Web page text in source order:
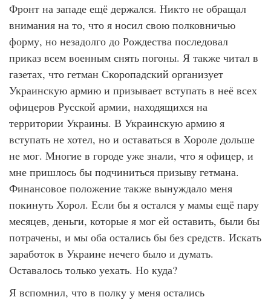
Фронт на западе ещё держался. Никто не обращал
внимания на то, что я носил свою полковничью
форму, но незадолго до Рождества последовал
приказ всем военным снять погоны. Я также читал в
газетах, что гетман Скоропадский организует
Украинскую армию и призывает вступать в неё всех
офицеров Русской армии, находящихся на
территории Украины. В Украинскую армию я
вступать не хотел, но и оставаться в Хороле дольше
не мог. Многие в городе уже знали, что я офицер, и
мне пришлось бы подчиниться призыву гетмана.
Финансовое положение также вынуждало меня
покинуть Хорол. Если бы я остался у мамы ещё пару
месяцев, деньги, которые я мог ей оставить, были бы
потрачены, и мы оба остались бы без средств. Искать
заработок в Украине нечего было и думать.
Оставалось только уехать. Но куда?
Я вспомнил, что в полку у меня остались